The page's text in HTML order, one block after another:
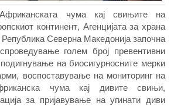
чума кај свињите на
континент, Агенцијата за храна
Северна Македонија започна
голем број превентивни
на биосигурносните мерки
воспоставување на мониторинг на
чума кај дивите свињи,
за пријавување на угинати диви